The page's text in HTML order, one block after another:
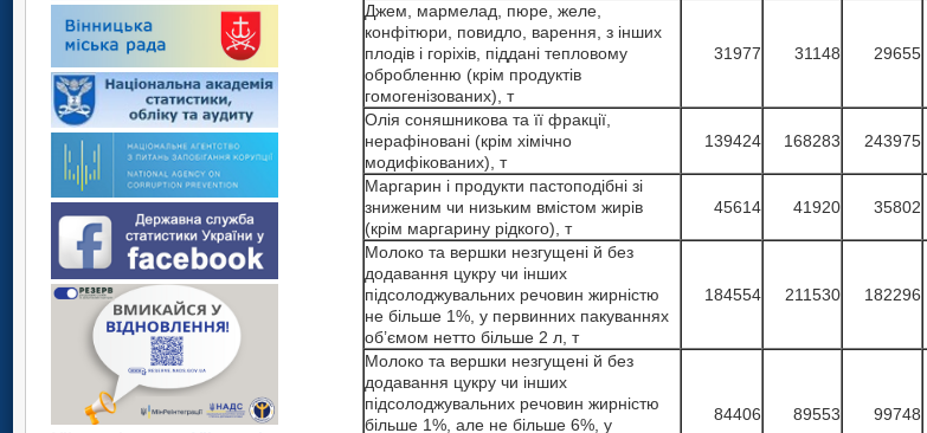
Джем, мармелад, пюре, желе,
конфітюри, повидло, варення, з інших
плодів і горіхів, піддані тепловому
обробленню (крім продуктів
гомогенізованих), т
31977 31148 29655
Олія соняшникова та її фракції,
нерафіновані (крім хімічно
модифікованих), т
139424 168283 243975
Маргарин і продукти пастоподібні зі
зниженим чи низьким вмістом жирів
(крім маргарину рідкого), т
45614 41920 35802
Молоко та вершки незгущені й без
додавання цукру чи інших
підсолоджувальних речовин жирністю
не більше 1%, у первинних пакуваннях
об’ємом нетто більше 2 л, т
184554 211530 182296
Молоко та вершки незгущені й без
додавання цукру чи інших
підсолоджувальних речовин жирністю
більше 1%, але не більше 6%, у
84406 89553 99748